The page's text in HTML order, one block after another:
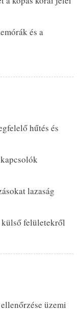
és a
hűtés és
lazaság
felületekről
üzemi